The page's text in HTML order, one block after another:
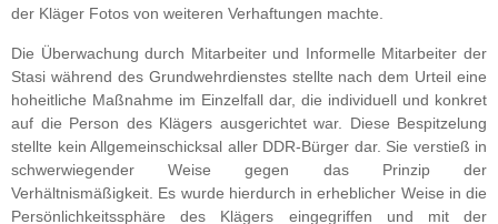
der Kläger Fotos von weiteren Verhaftungen machte.
Die Überwachung durch Mitarbeiter und Informelle Mitarbeiter der
Stasi während des Grundwehrdienstes stellte nach dem Urteil eine
hoheitliche Maßnahme im Einzelfall dar, die individuell und konkret
auf die Person des Klägers ausgerichtet war. Diese Bespitzelung
stellte kein Allgemeinschicksal aller DDR-Bürger dar. Sie verstieß in
schwerwiegender Weise gegen das Prinzip der
Verhältnismäßigkeit. Es wurde hierdurch in erheblicher Weise in die
Persönlichkeitssphäre des Klägers eingegriffen und mit der